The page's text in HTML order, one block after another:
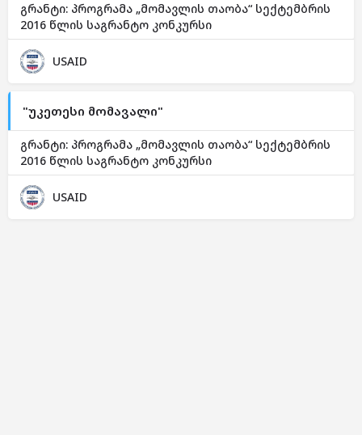
გრანტი: პროგრამა „მომავლის თაობა“ სექტემბრის
2016 წლის საგრანტო კონკურსი
USAID
"უკეთესი მომავალი"
გრანტი: პროგრამა „მომავლის თაობა“ სექტემბრის
2016 წლის საგრანტო კონკურსი
USAID